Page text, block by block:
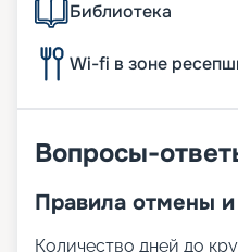
Библиотека
Wi-fi в зоне
Вопросы-
Правила отмены и
Количество дней до